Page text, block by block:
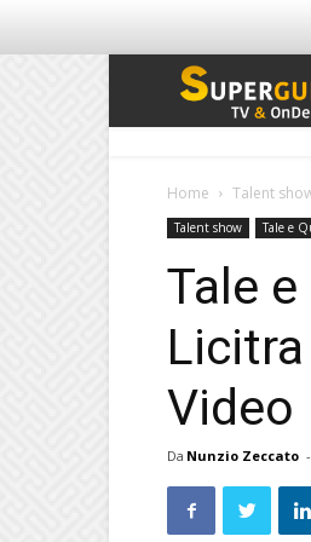
Home Talent
Talent show Tale e
Tale
Video
Da Nunzio Zeccato -